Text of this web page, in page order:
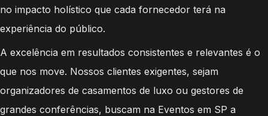
no impacto holístico que cada fornecedor terá na
experiência do público.
A excelência em resultados consistentes e relevantes é o
que nos move. Nossos clientes exigentes, sejam
organizadores de casamentos de luxo ou gestores de
grandes conferências, buscam na Eventos em SP a